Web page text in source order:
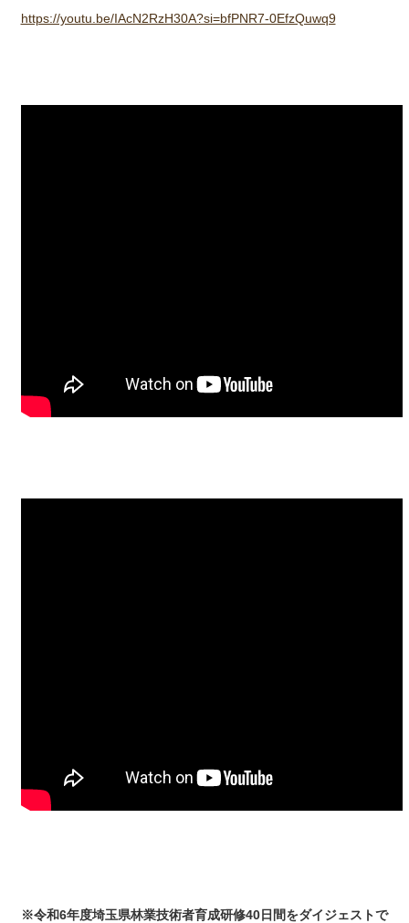
https://youtu.be/IAcN2RzH30A?si=bfPNR7-0EfzQuwq9
※令和6年度埼玉県林業技術者育成研修40日間をダイジェストで